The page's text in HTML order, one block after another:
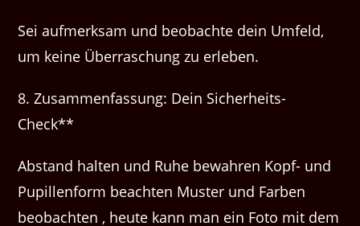
Sei aufmerksam und beobachte dein Umfeld,
um keine Überraschung zu erleben.
8. Zusammenfassung: Dein Sicherheits-
Check**
Abstand halten und Ruhe bewahren Kopf- und
Pupillenform beachten Muster und Farben
beobachten , heute kann man ein Foto mit dem